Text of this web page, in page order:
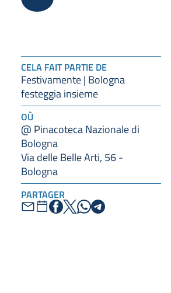
CELA FAIT PARTIE DE
Festivamente | Bologna
festeggia insieme
OÙ
@ Pinacoteca Nazionale di
Bologna
Via delle Belle Arti, 56 -
Bologna
PARTAGER